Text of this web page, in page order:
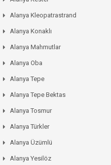
Alanya Kleopatrastrand
Alanya Konaklı
Alanya Mahmutlar
Alanya Oba
Alanya Tepe
Alanya Tepe Bektas
Alanya Tosmur
Alanya Türkler
Alanya Üzümlü
Alanya Yesilöz